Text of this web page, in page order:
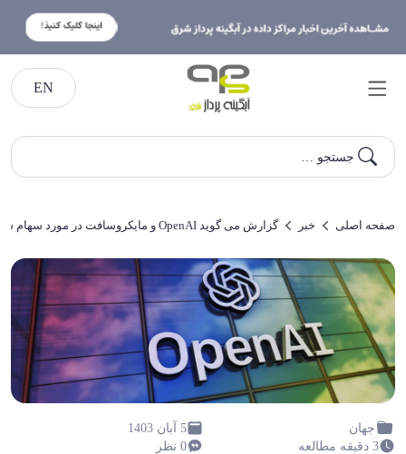
EN
جستجو …
صفحه اصلی خبر گزارش می گوید OpenAI و مایکروسافت در مورد سهام شرکت پس از انتقال به شرکت انتفاعی بحث می‌کنند!
جهان
5 آبان 1403
3 دقیقه مطالعه
0 نظر